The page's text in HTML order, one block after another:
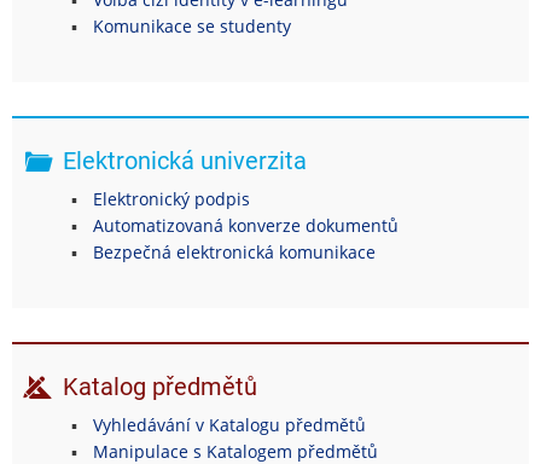
Komunikace se studenty
Elektronická univerzita
Elektronický podpis
Automatizovaná konverze dokumentů
Bezpečná elektronická komunikace
Katalog předmětů
Vyhledávání v Katalogu předmětů
Manipulace s Katalogem předmětů